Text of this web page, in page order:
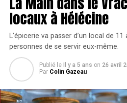
locaux à Hélécine
L’épicerie va passer d’un local de
personnes de se servir eux-même.
Publié le Il y a 5 ans on 26 avril
Par Colin Gazeau